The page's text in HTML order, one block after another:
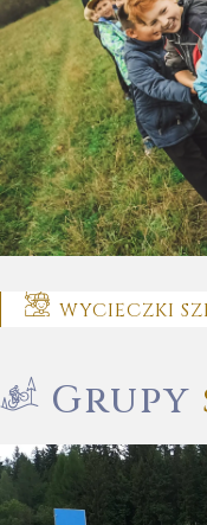
WYCIECZKI
Grupy